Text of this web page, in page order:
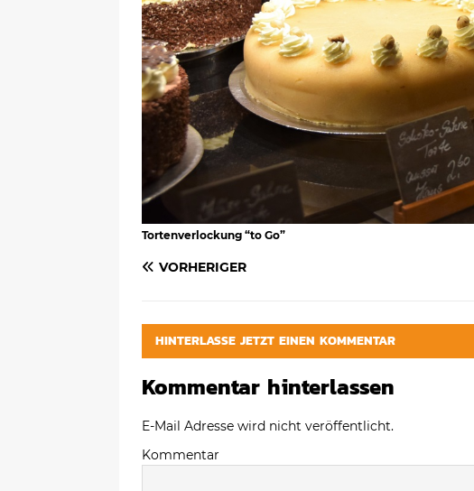
Tortenverlockung “to Go”
VORHERIGER
HINTERLASSE JETZT EINEN KOMMENTAR
Kommentar hinterlassen
E-Mail Adresse wird nicht veröffentlicht.
Kommentar